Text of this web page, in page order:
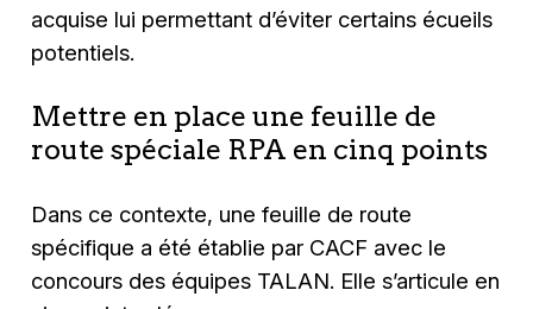
acquise lui permettant d’éviter certains écueils
potentiels.
Mettre en place une feuille de
route spéciale RPA en cinq points
Dans ce contexte, une feuille de route
spécifique a été établie par CACF avec le
concours des équipes TALAN. Elle s’articule en